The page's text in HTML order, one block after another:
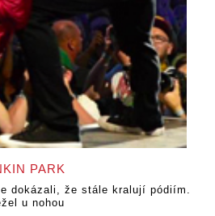
PARK
dokázali, že stále kralují pódiím.
u nohou